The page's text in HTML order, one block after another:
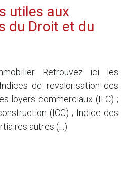
utiles aux
du Droit et du
Retrouvez ici les
de revalorisation des
loyers commerciaux (ILC) ;
(ICC) ; Indice des
autres (…)